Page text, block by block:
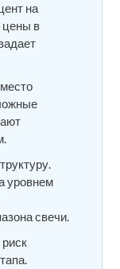
на
цены в
уровнем
свечи.
риск